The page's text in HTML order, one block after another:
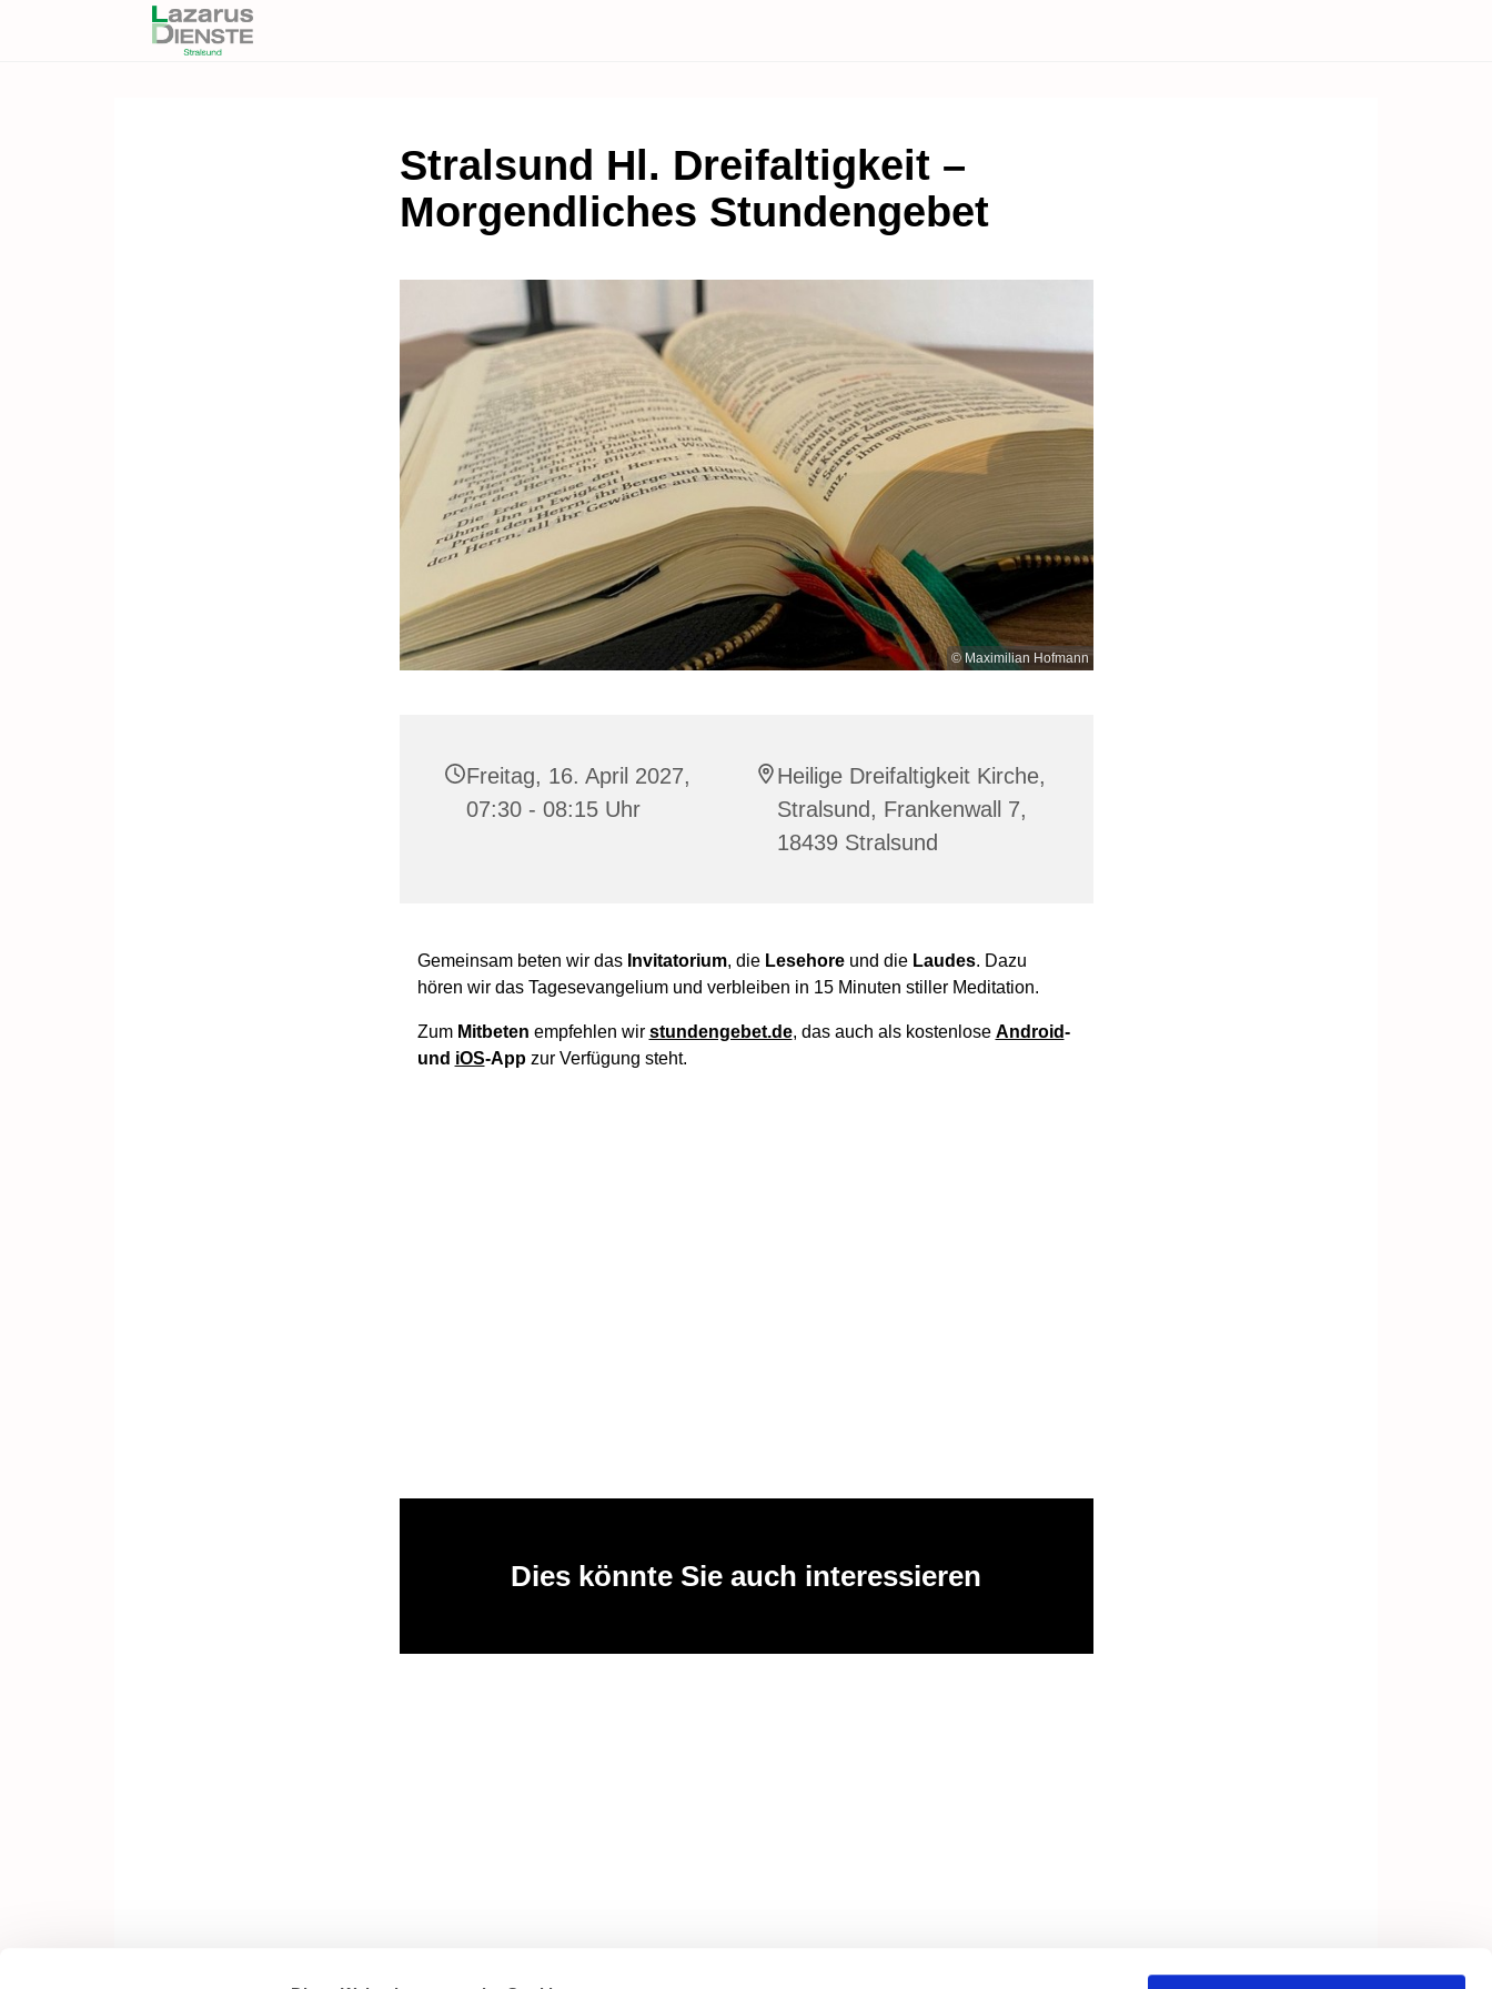
Stralsund Hl. Dreifaltigkeit –
Morgendliches Stundengebet
© Maximilian Hofmann
Freitag, 16. April 2027,
07:30 - 08:15 Uhr
Heilige Dreifaltigkeit Kirche,
Stralsund, Frankenwall 7,
18439 Stralsund
Gemeinsam beten wir das Invitatorium, die Lesehoreund die Laudes. Dazu
hören wir das Tagesevangelium und verbleiben in 15 Minuten stiller Meditation.
Zum Mitbeten empfehlen wir stundengebet.de, das auch als kostenlose Android-
und iOS-Appzur Verfügung steht.
Dies könnte Sie auch interessieren